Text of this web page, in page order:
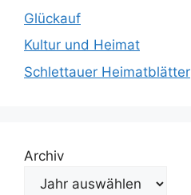
Glückauf
Kultur und Heimat
Schlettauer Heimatblätter
Archiv